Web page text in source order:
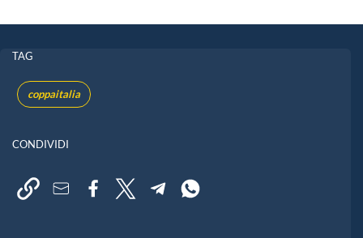
TAG
coppaitalia
CONDIVIDI